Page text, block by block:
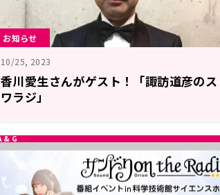
お知らせ
10/25, 2023
香川愛生さんがゲスト！「諏訪道彦のス
ワラジ」